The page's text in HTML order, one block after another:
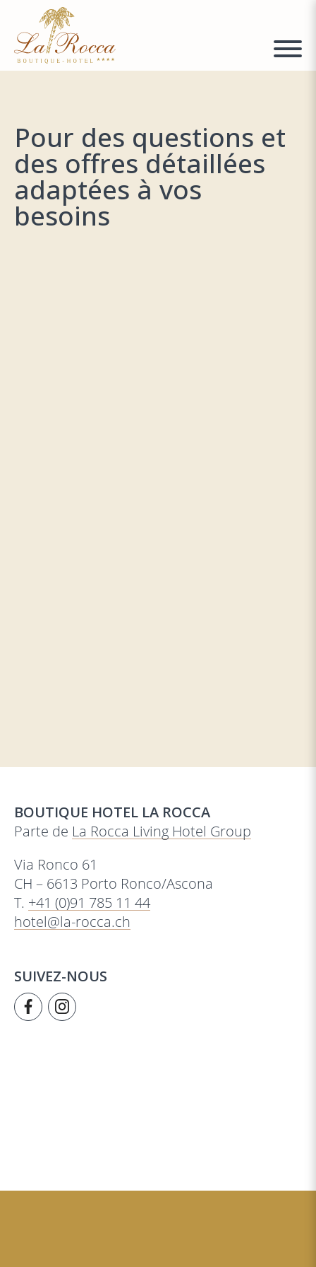
Pour des questions et
des offres détaillées
adaptées à vos
besoins
BOUTIQUE HOTEL LA ROCCA
Parte de La Rocca Living Hotel Group
Via Ronco 61
CH – 6613 Porto Ronco/Ascona
T. +41 (0)91 785 11 44
hotel@la-rocca.ch
SUIVEZ-NOUS